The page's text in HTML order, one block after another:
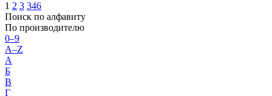
1 2 3 346
Поиск по алфавиту
По производителю
0–9
A–Z
А
Б
В
Г